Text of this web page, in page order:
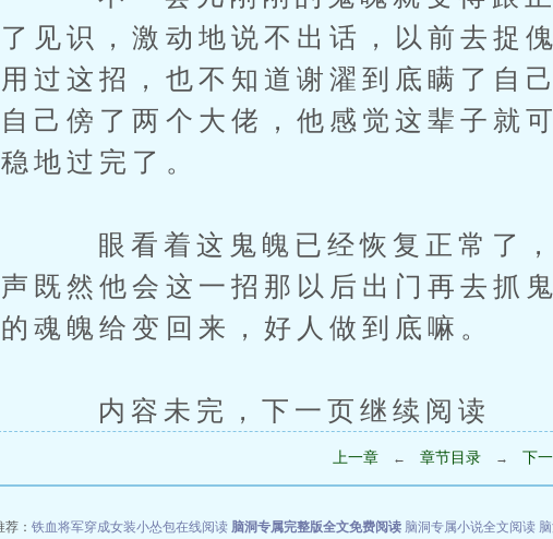
了见识，激动地说不出话，以前去捉
用过这招，也不知道谢濯到底瞒了自
自己傍了两个大佬，他感觉这辈子就
稳地过完了。
眼看着这鬼魄已经恢复正常了，
声既然他会这一招那以后出门再去抓
的魂魄给变回来，好人做到底嘛。
内容未完，下一页继续阅读
上一章 ← 章节目录 → 下
荐： 铁血将军穿成女装小怂包在线阅读 脑洞专属完整版全文免费阅读 脑洞专属小说全文阅读